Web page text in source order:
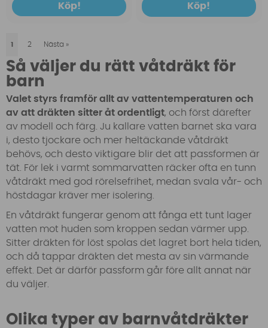
Köp! Köp!
1 2 Nästa »
Så väljer du rätt våtdräkt för
barn
Valet styrs framför allt av vattentemperaturen och
av att dräkten sitter åt ordentligt, och först därefter
av modell och färg. Ju kallare vatten barnet ska vara
i, desto tjockare och mer heltäckande våtdräkt
behövs, och desto viktigare blir det att passformen är
tät. För lek i varmt sommarvatten räcker ofta en tunn
våtdräkt med god rörelsefrihet, medan svala vår- och
höstdagar kräver mer isolering.
En våtdräkt fungerar genom att fånga ett tunt lager
vatten mot huden som kroppen sedan värmer upp.
Sitter dräkten för löst spolas det lagret bort hela tiden,
och då tappar dräkten det mesta av sin värmande
effekt. Det är därför passform går före allt annat när
du väljer.
Olika typer av barnvåtdräkter